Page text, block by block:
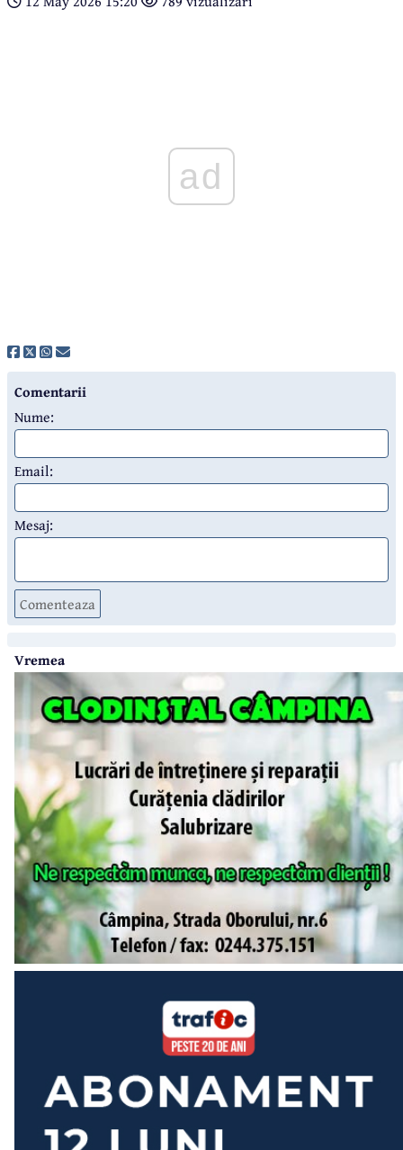
ad
Comentarii
Nume:
Email:
Mesaj:
Comenteaza
Vremea